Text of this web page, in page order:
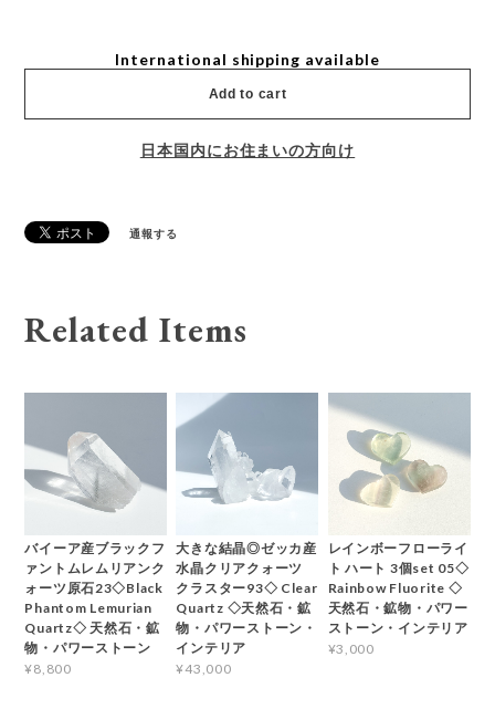
International shipping available
Add to cart
日本国内にお住まいの方向け
通報する
Related Items
バイーア産ブラックフ
ァントムレムリアンク
ォーツ原石23◇Black
Phantom Lemurian
Quartz◇ 天然石・鉱
物・パワーストーン
¥8,800
大きな結晶◎ゼッカ産
水晶クリアクォーツ
クラスター93◇ Clear
Quartz ◇天然石・鉱
物・パワーストーン・
インテリア
¥43,000
レインボーフローライ
ト ハート 3個set 05◇
Rainbow Fluorite ◇
天然石・鉱物・パワー
ストーン・インテリア
¥3,000